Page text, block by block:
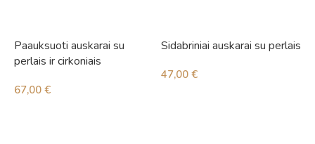
Paauksuoti auskarai su
perlais ir cirkoniais
67,00 €
Sidabriniai auskarai su perlais
47,00 €